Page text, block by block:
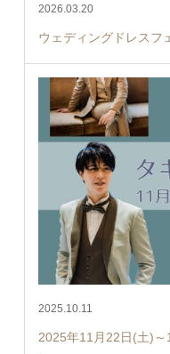
2026.03.20
ウェディングドレスフ
2025.10.11
2025年11月22日(土)